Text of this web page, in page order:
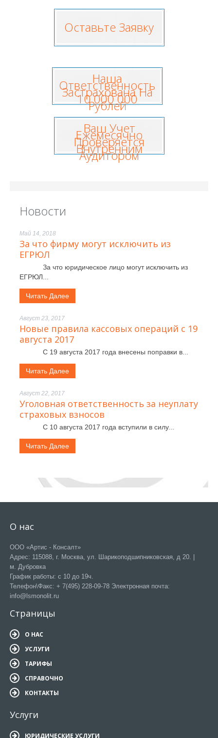
Оставьте Заявку
Наша
Ответственность
Застрахована На
10 000 000
Рублей
Ваш Учет
Ежемесячно
Проверяется
Внутренним
Аудитором
Новости
Май 14, 2018
За что фирму могут исключить из
ЕГРЮЛ
За что юридическое лицо могут исключить из
ЕГРЮЛ...
Читать Далее
Август 23, 2017
Новые правила кассовых операций с 19
августа 2017
С 19 августа 2017 года внесены поправки в...
Читать Далее
Август 22, 2017
Уголовная ответственность за неуплату
страховых взносов
С 10 августа 2017 года вступили в силу...
Читать Далее
О нас
ООО «Артис - Консалт»
Адрес: 115088, г. Москва, ул. Шарикоподшипниковская, д 20. |
м. Дубровка
График работы: с 10 до 19ч.
Телефон\Факс: + 7(495) 228-09-78 Электронная почта:
info@lsmonolit.ru
Страницы
О НАС
УСЛУГИ
ТАРИФЫ
СПРАВОЧНО
КОНТАКТЫ
Услуги
ЮРИДИЧЕСКИЕ УСЛУГИ